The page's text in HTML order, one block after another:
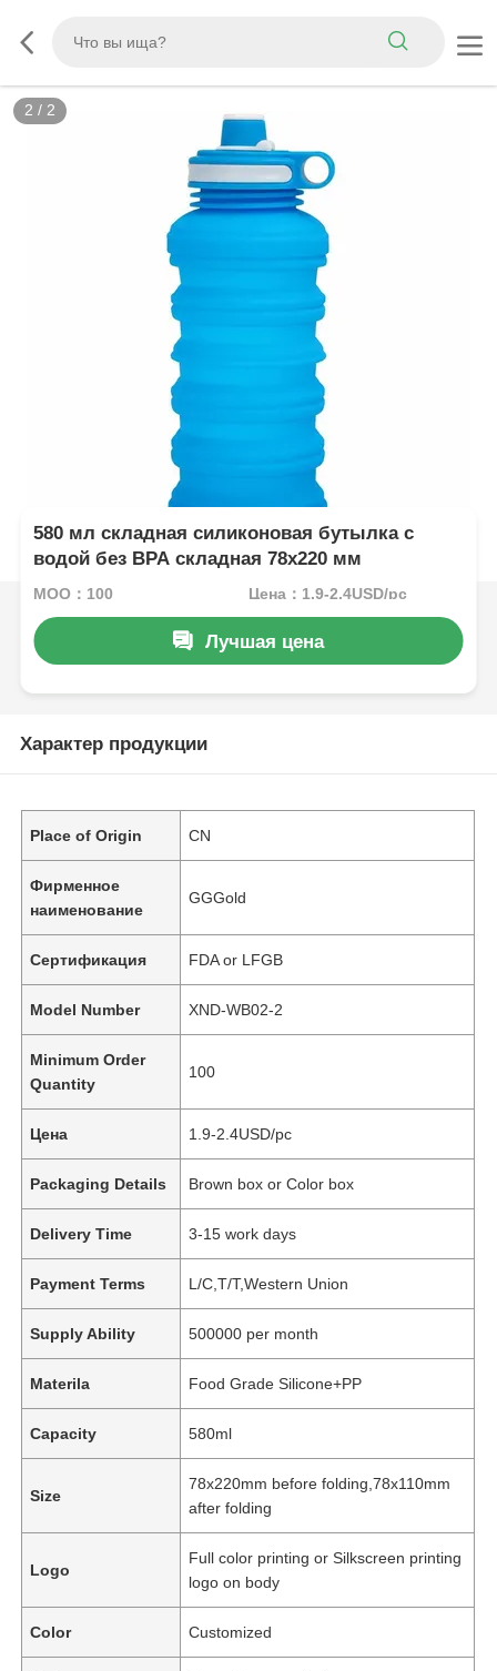
2 / 2
580 мл складная силиконовая бутылка с
водой без BPA складная 78х220 мм
MOQ：100 Цена：1.9-2.4USD/pc
Лучшая цена
Характер продукции
Place of Origin CN
Фирменное
наименование
GGGold
Сертификация FDA or LFGB
Model Number XND-WB02-2
Minimum Order
Quantity
100
Цена 1.9-2.4USD/pc
Packaging Details Brown box or Color box
Delivery Time 3-15 work days
Payment Terms L/C,T/T,Western Union
Supply Ability 500000 per month
Materila Food Grade Silicone+PP
Capacity 580ml
Size
78x220mm before folding,78x110mm
after folding
Logo
Full color printing or Silkscreen printing
logo on body
Color Customized